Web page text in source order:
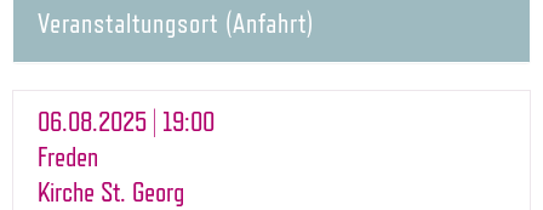
Veranstaltungsort (Anfahrt)
06.08.2025 | 19:00
Freden
Kirche St. Georg